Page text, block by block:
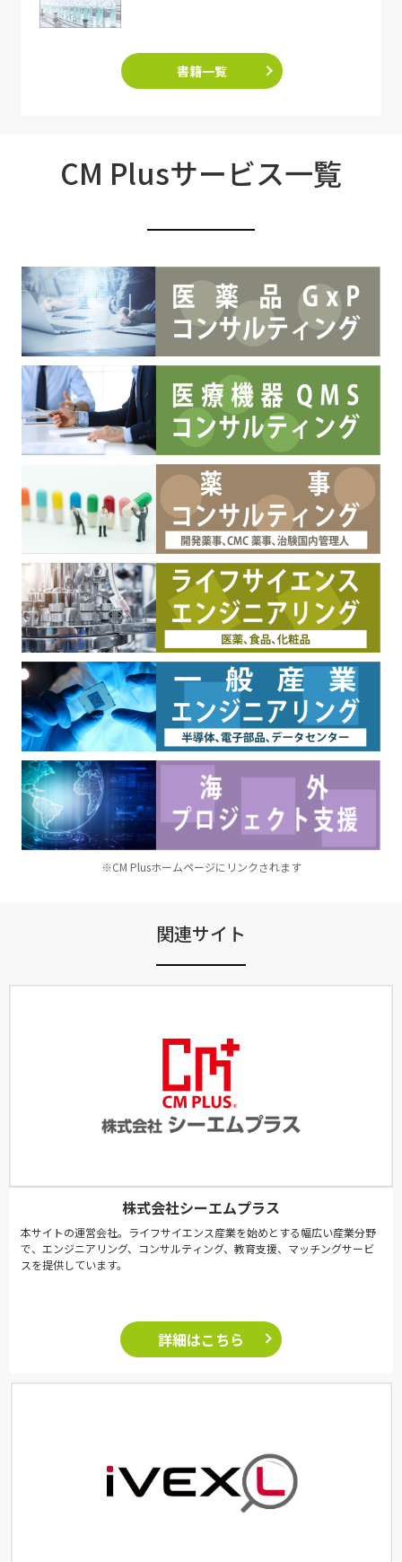
書籍一覧
CM Plusサービス一覧
※CM Plusホームページにリンクされます
関連サイト
株式会社シーエムプラス
本サイトの運営会社。ライフサイエンス産業を始めとする幅広い産業分野
で、エンジニアリング、コンサルティング、教育支援、マッチングサービ
スを提供しています。
詳細はこちら